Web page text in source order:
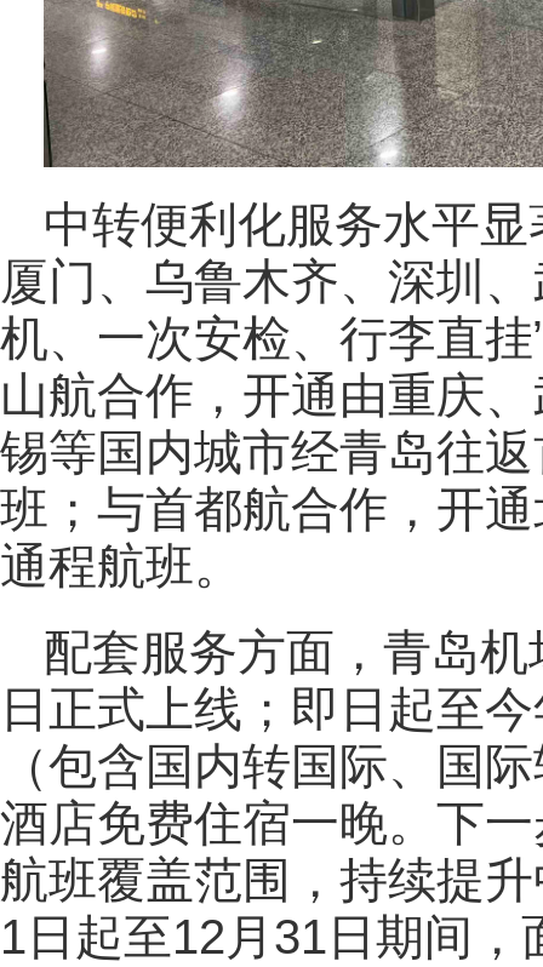
中转便利化服务水平
厦门、乌鲁木齐、深圳
机、一次安检、行李直
山航合作，开通由重庆
锡等国内城市经青岛往
班；与首都航合作，开
通程航班。
配套服务方面，青岛
日正式上线；即日起至
（包含国内转国际、国
酒店免费住宿一晚。下
航班覆盖范围，持续提
1日起至12月31日期间